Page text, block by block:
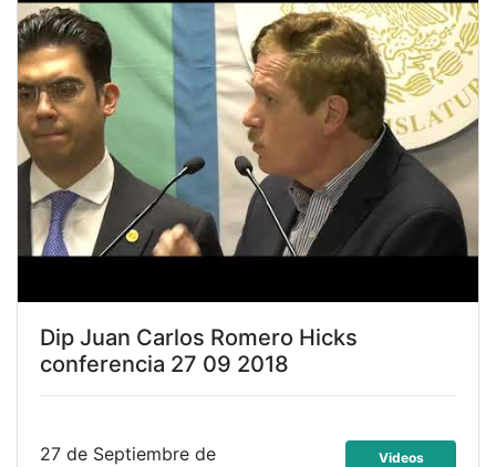
Dip Juan Carlos Romero Hicks
conferencia 27 09 2018
27 de Septiembre de
Videos